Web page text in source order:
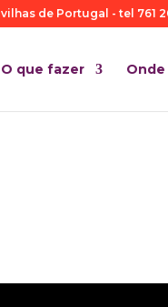
de Portugal - tel 761
O que fazer